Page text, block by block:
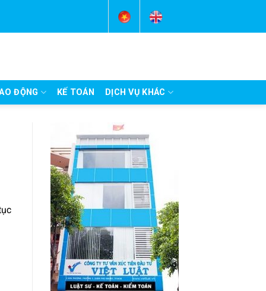
ĐỘNG KẾ TOÁN DỊCH VỤ KHÁC